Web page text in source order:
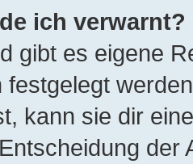
ich verwarnt?
gibt es eigene
festgelegt
kann sie dir
der